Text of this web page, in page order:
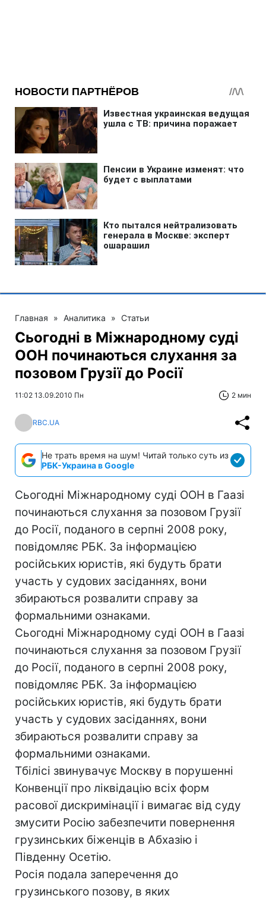
Главная » Аналитика » Статьи
Сьогодні в Міжнародному суді
ООН починаються слухання за
позовом Грузії до Росії
11:02 13.09.2010 Пн 2 мин
RBC.UA
Не трать время на шум! Читай только суть из
РБК-Украина в Google
Сьогодні Міжнародному суді ООН в Гаазі
починаються слухання за позовом Грузії
до Росії, поданого в серпні 2008 року,
повідомляє РБК. За інформацією
російських юристів, які будуть брати
участь у судових засіданнях, вони
збираються розвалити справу за
формальними ознаками.
Сьогодні Міжнародному суді ООН в Гаазі
починаються слухання за позовом Грузії
до Росії, поданого в серпні 2008 року,
повідомляє РБК. За інформацією
російських юристів, які будуть брати
участь у судових засіданнях, вони
збираються розвалити справу за
формальними ознаками.
Тбілісі звинувачує Москву в порушенні
Конвенції про ліквідацію всіх форм
расової дискримінації і вимагає від суду
змусити Росію забезпечити повернення
грузинських біженців в Абхазію і
Південну Осетію.
Росія подала заперечення до
грузинського позову, в яких